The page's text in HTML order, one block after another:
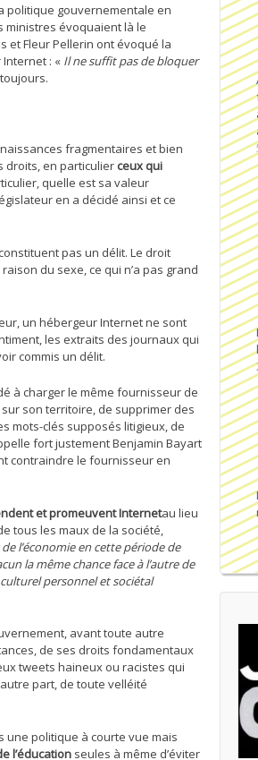
politique gouvernementale en
ministres évoquaient là le
et Fleur Pellerin ont évoqué la
: « Il ne suffit pas de bloquer
toujours.
fragmentaires et bien
droits, en particulier ceux qui
quelle est sa valeur
en a décidé ainsi et ce
pas un délit. Le droit
du sexe, ce qui n’a pas grand
un hébergeur Internet ne sont
les extraits des journaux qui
commis un délit.
à charger le même fournisseur de
son territoire, de supprimer des
mots-clés supposés litigieux, de
fort justement Benjamin Bayart
contraindre le fournisseur en
et promeuvent Internetau lieu
tous les maux de la société,
l’économie en cette période de
la même chance face à l’autre de
personnel et sociétal
avant toute autre
de ses droits fondamentaux
tweets haineux ou racistes qui
part, de toute velléité
une politique à courte vue mais
l’éducation seules à même d’éviter